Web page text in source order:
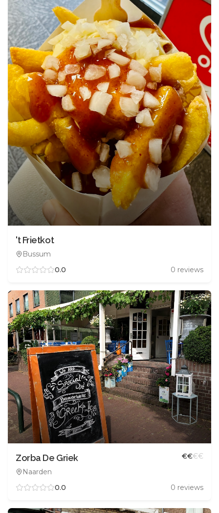
't Frietkot
Bussum
0.0
0 reviews
Zorba De Griek
Naarden
€€€€
0.0 0 reviews